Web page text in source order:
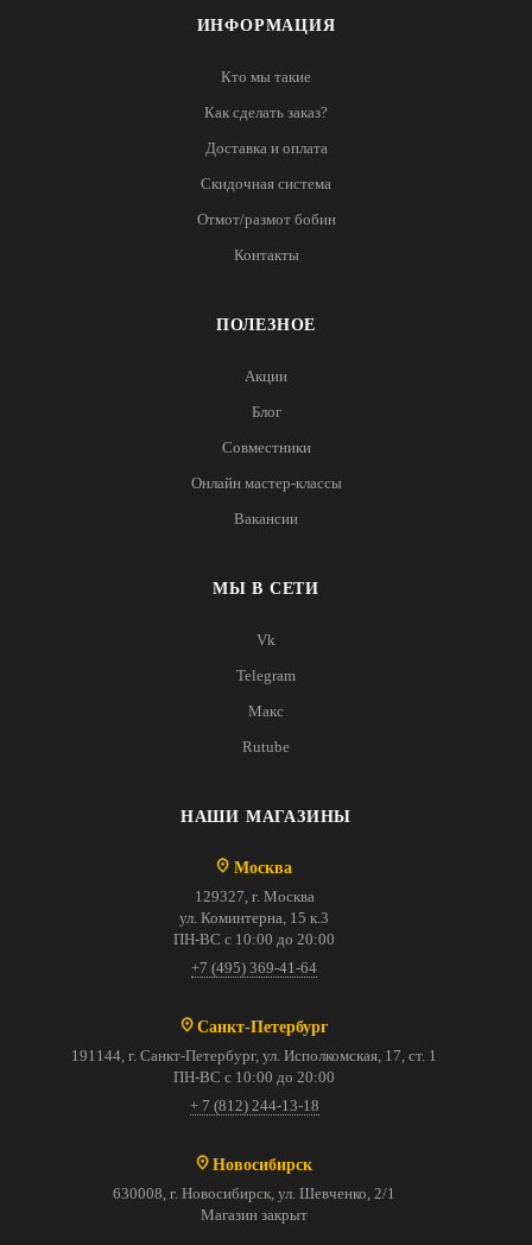
ИНФОРМАЦИЯ
Кто мы такие
Как сделать заказ?
Доставка и оплата
Скидочная система
Отмот/размот бобин
Контакты
ПОЛЕЗНОЕ
Акции
Блог
Совместники
Онлайн мастер-классы
Вакансии
МЫ В СЕТИ
Vk
Telegram
Макс
Rutube
НАШИ МАГАЗИНЫ
Москва
129327, г. Москва
ул. Коминтерна, 15 к.3
ПН-ВС с 10:00 до 20:00
+7 (495) 369-41-64
Санкт-Петербург
191144, г. Санкт-Петербург, ул. Исполкомская, 17, ст. 1
ПН-ВС с 10:00 до 20:00
+ 7 (812) 244-13-18
Новосибирск
630008, г. Новосибирск, ул. Шевченко, 2/1
Магазин закрыт